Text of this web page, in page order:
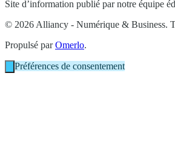
Site d’information publié par notre équipe
© 2026 Alliancy - Numérique & Business.
Propulsé parOmerlo.
Préférences de consentement